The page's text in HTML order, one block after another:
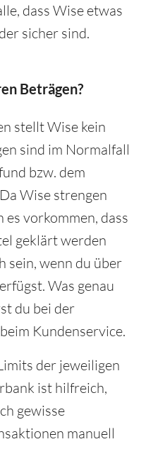
dass Wise etwas
sicher sind.
Beträgen?
stellt Wise kein
sind im Normalfall
bzw. dem
Wise strengen
vorkommen, dass
geklärt werden
sein, wenn du über
Was genau
du bei der
Kundenservice.
der jeweiligen
ist hilfreich,
gewisse
manuell